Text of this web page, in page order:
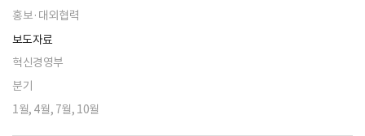
홍보·대외협력
보도자료
혁신경영부
분기
1월, 4월, 7월, 10월